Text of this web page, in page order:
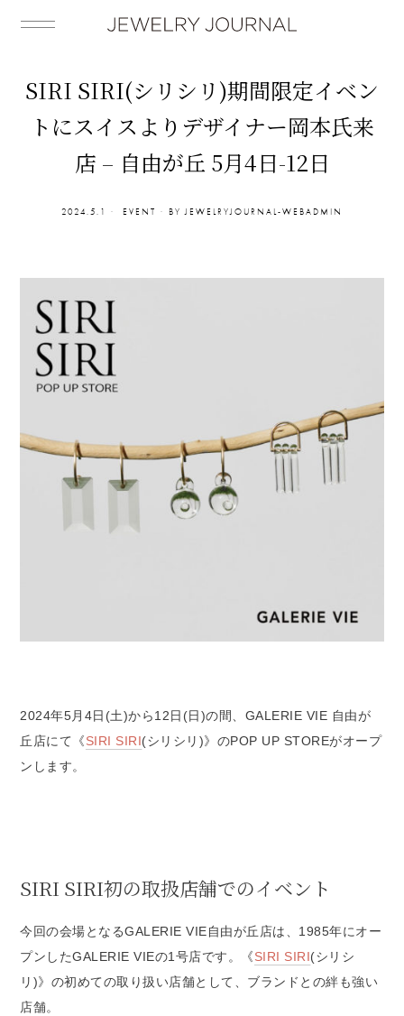
SIRI SIRI(シリシリ)期間限定イベン
トにスイスよりデザイナー岡本氏来
店 – 自由が丘 5月4日-12日
2024.5.1 EVENT BY JEWELRYJOURNAL-WEBADMIN
2024年5月4日(土)から12日(日)の間、GALERIE VIE 自由が
丘店にて《SIRI SIRI(シリシリ)》のPOP UP STOREがオープ
ンします。
SIRI SIRI初の取扱店舗でのイベント
今回の会場となるGALERIE VIE自由が丘店は、1985年にオー
プンしたGALERIE VIEの1号店です。《SIRI SIRI(シリシ
リ)》の初めての取り扱い店舗として、ブランドとの絆も強い
店舗。